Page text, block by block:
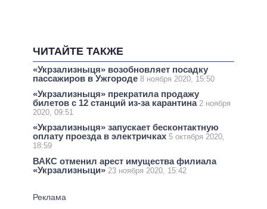
ЧИТАЙТЕ ТАКЖЕ
«Укрзализныця» возобновляет посадку
пассажиров в Ужгороде 8 ноября 2020, 15:50
«Укрзализныця» прекратила продажу
билетов с 12 станций из-за карантина 2 ноября
2020, 09:51
«Укрзализныця» запускает бесконтактную
оплату проезда в электричках 5 октября 2020,
18:59
ВАКС отменил арест имущества филиала
«Укрзализныци» 23 ноября 2020, 15:42